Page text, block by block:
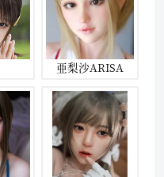
亜梨沙ARISA